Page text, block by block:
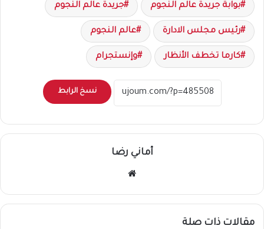
بوابة جريدة عالم النجوم جريدة عالم النجوم
رئيس مجلس الادارة عالم النجوم
كارما تخطف الأنظار وإنستجرام
نسخ الرابط
أماني رضا
مقالات ذات صلة